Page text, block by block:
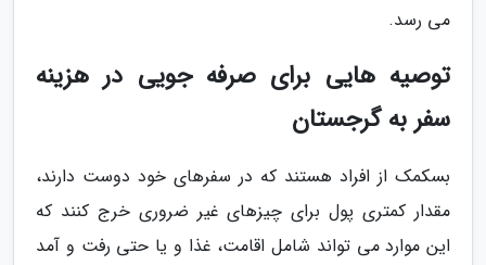
می رسد.
توصیه هایی برای صرفه جویی در هزینه
سفر به گرجستان
بسکمک از افراد هستند که در سفرهای خود دوست دارند،
مقدار کمتری پول برای چیزهای غیر ضروری خرج کنند که
این موارد می تواند شامل اقامت، غذا و یا حتی رفت و آمد